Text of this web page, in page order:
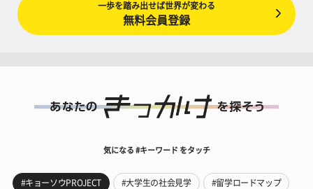
一歩を踏み出せば世界が変わる
無料会員登録
気になる #キーワード をタッチ
#キョーソウPROJECT #大学生の社会見学 #留学ロードマップ